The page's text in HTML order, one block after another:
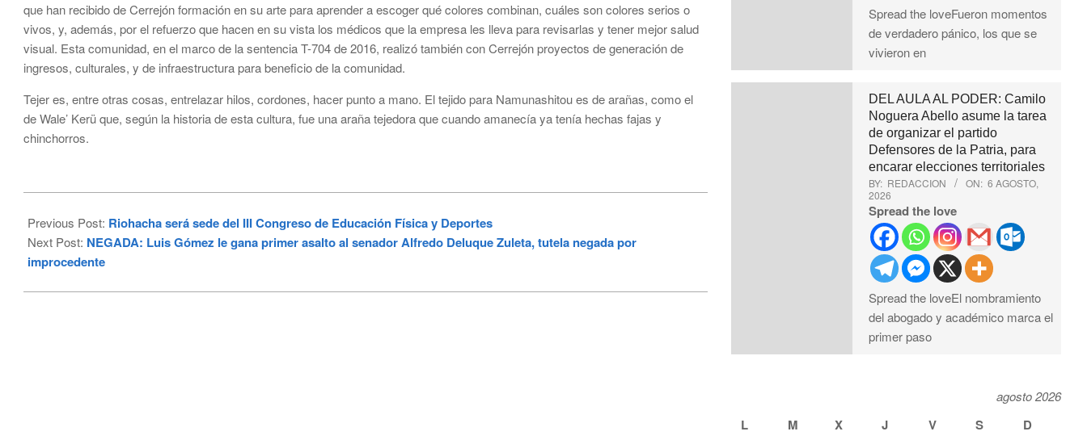
que han recibido de Cerrejón formación en su arte para aprender a escoger qué colores combinan, cuáles son colores serios o
vivos, y, además, por el refuerzo que hacen en su vista los médicos que la empresa les lleva para revisarlas y tener mejor salud
visual. Esta comunidad, en el marco de la sentencia T-704 de 2016, realizó también con Cerrejón proyectos de generación de
ingresos, culturales, y de infraestructura para beneficio de la comunidad.
Tejer es, entre otras cosas, entrelazar hilos, cordones, hacer punto a mano. El tejido para Namunashitou es de arañas, como el
de Wale’ Kerü que, según la historia de esta cultura, fue una araña tejedora que cuando amanecía ya tenía hechas fajas y
chinchorros.
04-
25
Previous Post: Riohacha será sede del III Congreso de Educación Física y Deportes
Next Post: NEGADA: Luis Gómez le gana primer asalto al senador Alfredo Deluque Zuleta, tutela negada por
improcedente
Spread the loveFueron momentos
de verdadero pánico, los que se
vivieron en
DEL AULA AL PODER: Camilo
Noguera Abello asume la tarea
de organizar el partido
Defensores de la Patria, para
encarar elecciones territoriales
BY: REDACCION ON: 6 AGOSTO,
2026
Spread the love
Spread the loveEl nombramiento
del abogado y académico marca el
primer paso
agosto 2026
L M X J V S D